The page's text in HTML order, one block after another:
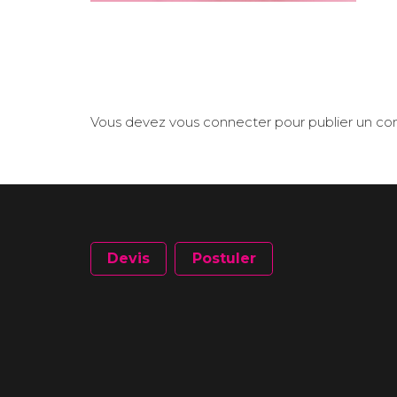
Vous devez vous connecter pour publier un
Devis Postuler